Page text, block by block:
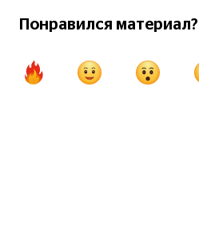
Анатолий Тарасов
Понравился материал?